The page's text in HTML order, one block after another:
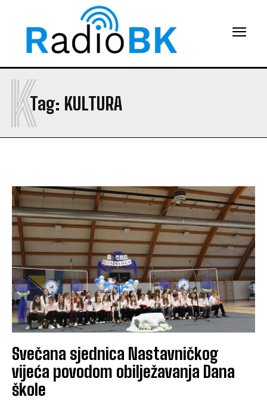
Tag: KULTURA
K
Svečana sjednica Nastavničkog
vijeća povodom obilježavanja Dana
škole